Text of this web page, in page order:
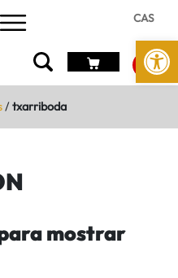
Abrir
CAS
/txarriboda
mostrar